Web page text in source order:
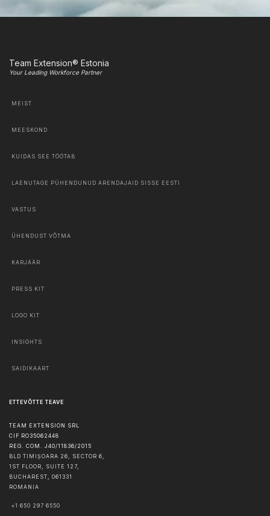
Team Extension® Estonia
Your Leading Workforce Partner
MEIST
MEESKOND
KUIDAS SEE TÖÖTAB
LAENUTAGE PÜHENDUNUD ARENDAJAID SISSE EESTI
VASTUS
ÜHENDUST VÕTMA
KARJÄÄR
PRESS KIT
LOGO KIT
INSIGHTS
SAIDIKAART
ETTEVÕTTE TEAVE
TEAM EXTENSION SRL
CIF RO35062448
REG. COM. J40/11836/2015
BLD TIMIȘOARA 26, SECTOR 6,
1ST FLOOR, SUITE 127,
BUCHAREST, 061331
ROMANIA
+1 650 297 6550